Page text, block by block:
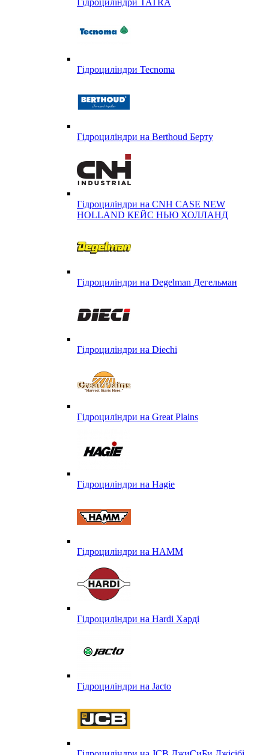
Гідроциліндри Tecnoma
Гідроциліндри на Berthoud Берту
Гідроциліндри на CNH CASE NEW
HOLLAND КЕЙС НЬЮ ХОЛЛАНД
Гідроциліндри на Degelman Дегельман
Гідроциліндри на Diechi
Гідроциліндри на Great Plains
Гідроциліндри на Hagie
Гідроциліндри на HAMM
Гідроциліндри на Hardi Харді
Гідроциліндри на Jacto